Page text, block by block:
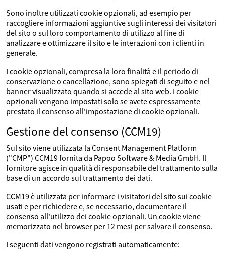
Sono inoltre utilizzati cookie opzionali, ad esempio per
raccogliere informazioni aggiuntive sugli interessi dei visitatori
del sito o sul loro comportamento di utilizzo al fine di
analizzare e ottimizzare il sito e le interazioni con i clienti in
generale.
I cookie opzionali, compresa la loro finalità e il periodo di
conservazione o cancellazione, sono spiegati di seguito e nel
banner visualizzato quando si accede al sito web. I cookie
opzionali vengono impostati solo se avete espressamente
prestato il consenso all'impostazione di cookie opzionali.
Gestione del consenso (CCM19)
Sul sito viene utilizzata la Consent Management Platform
("CMP") CCM19 fornita da Papoo Software & Media GmbH. Il
fornitore agisce in qualità di responsabile del trattamento sulla
base di un accordo sul trattamento dei dati.
CCM19 è utilizzata per informare i visitatori del sito sui cookie
usati e per richiedere e, se necessario, documentare il
consenso all'utilizzo dei cookie opzionali. Un cookie viene
memorizzato nel browser per 12 mesi per salvare il consenso.
I seguenti dati vengono registrati automaticamente: